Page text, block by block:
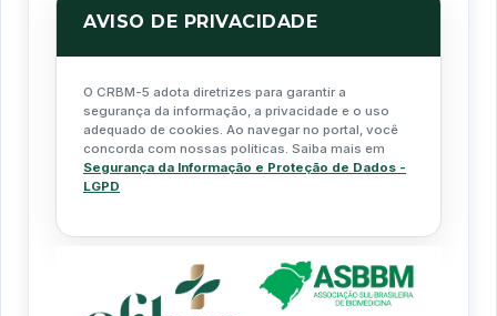
AVISO DE PRIVACIDADE
O CRBM-5 adota diretrizes para garantir a
segurança da informação, a privacidade e o uso
adequado de cookies. Ao navegar no portal, você
concorda com nossas políticas. Saiba mais em
Segurança da Informação e Proteção de Dados -
LGPD